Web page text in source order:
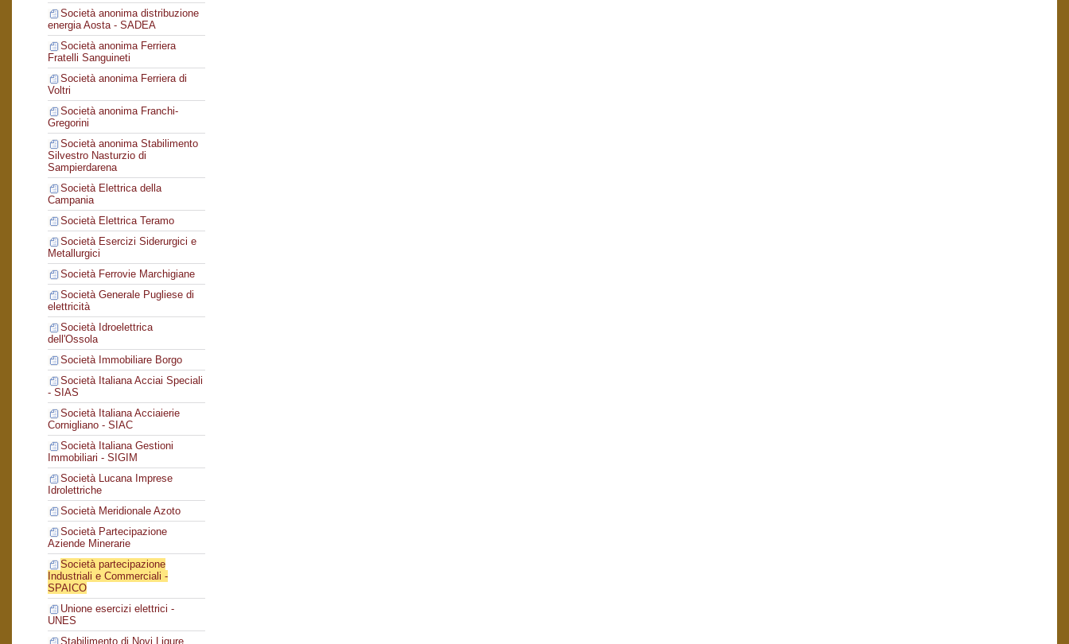
Società anonima distribuzione
energia Aosta - SADEA
Società anonima Ferriera
Fratelli Sanguineti
Società anonima Ferriera di
Voltri
Società anonima Franchi-
Gregorini
Società anonima Stabilimento
Silvestro Nasturzio di
Sampierdarena
Società Elettrica della
Campania
Società Elettrica Teramo
Società Esercizi Siderurgici e
Metallurgici
Società Ferrovie Marchigiane
Società Generale Pugliese di
elettricità
Società Idroelettrica
dell'Ossola
Società Immobiliare Borgo
Società Italiana Acciai Speciali
- SIAS
Società Italiana Acciaierie
Cornigliano - SIAC
Società Italiana Gestioni
Immobiliari - SIGIM
Società Lucana Imprese
Idrolettriche
Società Meridionale Azoto
Società Partecipazione
Aziende Minerarie
Società partecipazione
Industriali e Commerciali -
SPAICO
Unione esercizi elettrici -
UNES
Stabilimento di Novi Ligure